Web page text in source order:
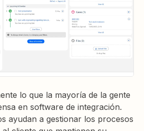
lo que la mayoría de la gente
en software de integración.
ayudan a gestionar los procesos